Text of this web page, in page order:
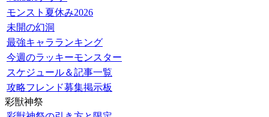
モンスト夏休み2026
未開の幻洞
最強キャラランキング
今週のラッキーモンスター
スケジュール＆記事一覧
攻略フレンド募集掲示板
彩獣神祭